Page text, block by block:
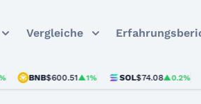
Vergleiche
BNB$600.51▲1% SOL $74.08▲0.2%